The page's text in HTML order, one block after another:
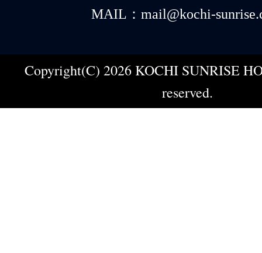
MAIL：mail@kochi-
Copyright(C) 2026 KOCHI SUNRISE
reserved.